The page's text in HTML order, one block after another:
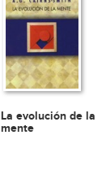
La evolución de la
mente